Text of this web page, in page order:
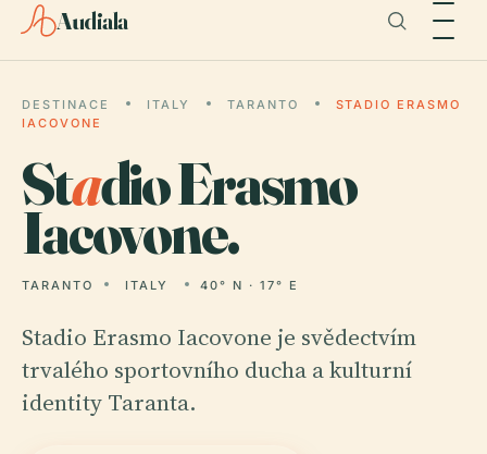
Audiala
DESTINACE ITALY TARANTO
STADIO ERASMO
IACOVONE
Stadio Erasmo
Iacovone.
TARANTO ITALY 40° N · 17° E
Stadio Erasmo Iacovone je svědectvím
trvalého sportovního ducha a kulturní
identity Taranta.